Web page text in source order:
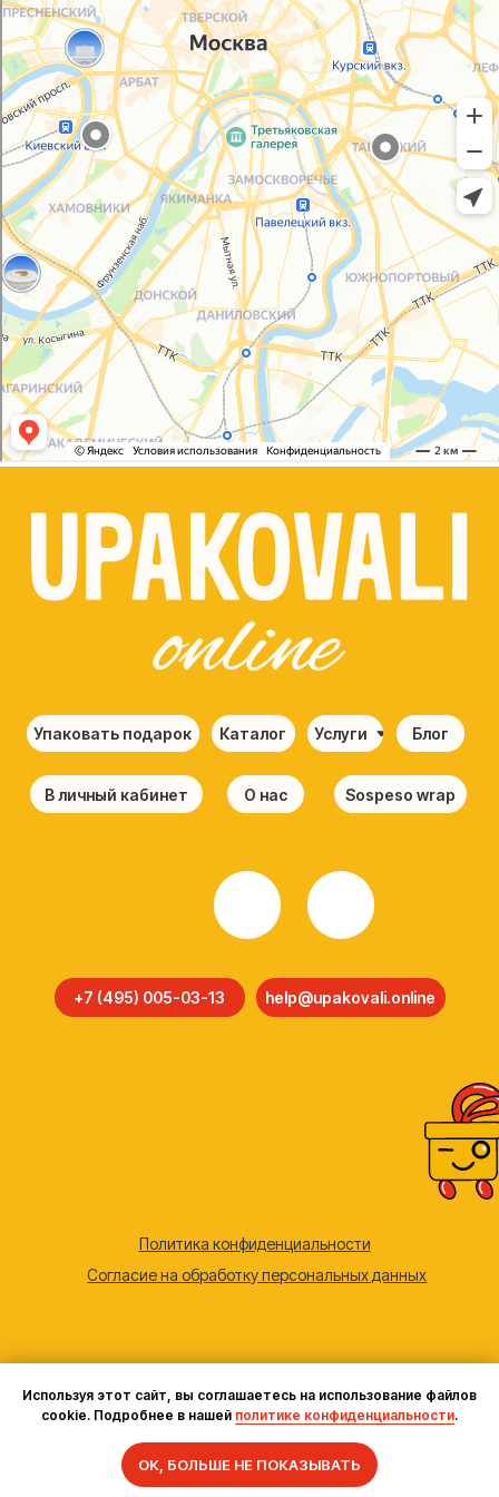
Используя этот сайт, вы соглашаетесь на использование файлов
cookie. Подробнее в нашей политике конфиденциальности.
ОК, БОЛЬШЕ НЕ ПОКАЗЫВАТЬ
Согласие на обработку персональных данных
Политика конфиденциальности
© 2021-2025, ООО "УПАКОВАЛИ ОНЛАЙН"
Сайт разработалаbogachevas
Задать вопрос